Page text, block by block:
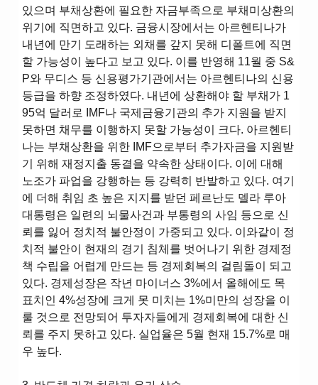
있으며 부채상환에 필요한 자금부족으로 부채미상환의
위기에 직면하고 있다. 금융시장에서는 아르헨티나가
내년에 만기 도래하는 외채를 갚지 못해 디폴트에 직면
할 가능성이 높다고 보고 있다. 이를 반영해 11월 중 S&
P와 무디스 등 신용평가기관에서는 아르헨티나의 신용
등급을 하향 조정하였다. 내년에 상환해야 할 부채가 1
95억 달러로 IMF나 국제금융기관의 추가 지원을 받지
못하면 채무를 이행하지 못할 가능성이 크다. 아르헨티
나는 부채상환을 위한 IMF으로부터 추가자금을 지원받
기 위해 재정지출 동결을 약속한 상태이다. 이에 대해
노조가 파업을 강행하는 등 강력히 반발하고 있다. 여기
에 더해 취임 초 높은 지지를 받던 페르난도 델라 루아
대통령은 일련의 뇌물사건과 부통령의 사임 등으로 신
뢰를 잃어 정치적 불안정이 가중되고 있다. 이와같이 정
치적 불안이 현재의 경기 침체를 벗어나기 위한 경제정
책 수립을 어렵게 만드는 등 경제회복의 걸림돌이 되고
있다. 경제성장은 작년 마이너스 3%에서 올해에도 목
표치인 4%성장에 크게 못 미치는 1%미만의 성장을 이
룰 것으로 전망되어 투자자들에게 경제회복에 대한 신
뢰를 주지 못하고 있다. 실업율은 5월 현재 15.7%로 매
우 높다.